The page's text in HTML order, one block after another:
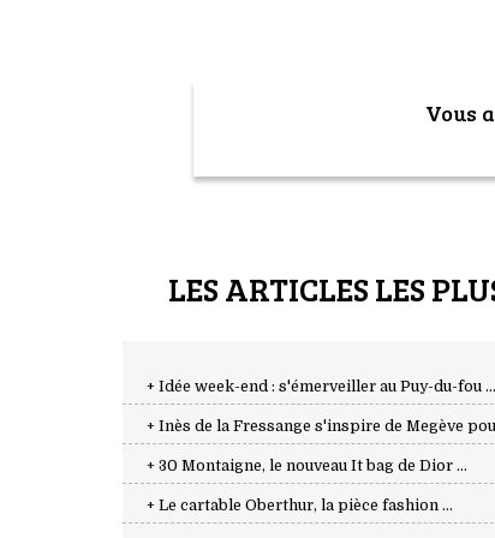
Vous
LES ARTICLES LES
+ Idée week-end : s'émerveiller au Puy-du-fou ...
+ Inès de la Fressange s'inspire de Megève
+ 30 Montaigne, le nouveau It bag de Dior ...
+ Le cartable Oberthur, la pièce fashion ...